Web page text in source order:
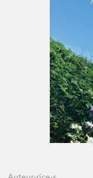
Espace